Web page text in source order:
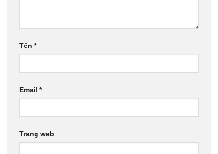
Tên *
Email *
Trang web